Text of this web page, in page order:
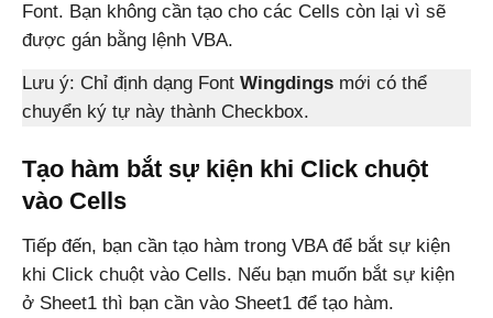
Font. Bạn không cần tạo cho các Cells còn lại vì sẽ
được gán bằng lệnh VBA.
Lưu ý: Chỉ định dạng Font Wingdings mới có thể
chuyển ký tự này thành Checkbox.
Tạo hàm bắt sự kiện khi Click chuột
vào Cells
Tiếp đến, bạn cần tạo hàm trong VBA để bắt sự kiện
khi Click chuột vào Cells. Nếu bạn muốn bắt sự kiện
ở Sheet1 thì bạn cần vào Sheet1 để tạo hàm.